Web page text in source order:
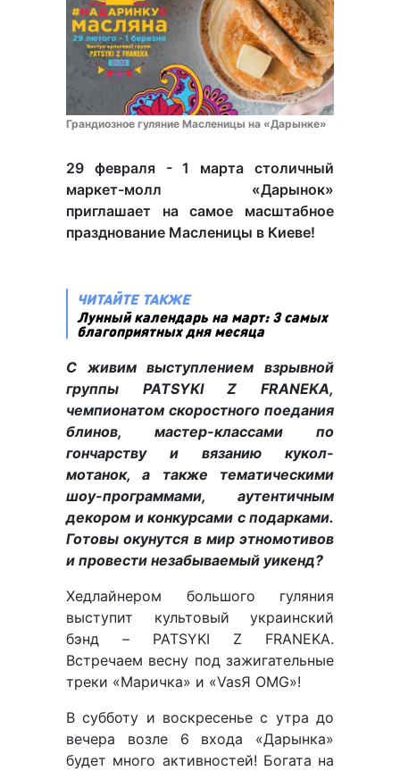
Грандиозное гуляние Масленицы на «Дарынке»
29 февраля - 1 марта столичный
маркет-молл «Дарынок»
приглашает на самое масштабное
празднование Масленицы в Киеве!
ЧИТАЙТЕ ТАКЖЕ
Лунный календарь на март: 3 самых
благоприятных дня месяца
С живим выступлением взрывной
группы PATSYKI Z FRANEKA,
чемпионатом скоростного поедания
блинов, мастер-классами по
гончарству и вязанию кукол-
мотанок, а также тематическими
шоу-программами, аутентичным
декором и конкурсами с подарками.
Готовы окунутся в мир этномотивов
и провести незабываемый уикенд?
Хедлайнером большого гуляния
выступит культовый украинский
бэнд – PATSYKI Z FRANEKA.
Встречаем весну под зажигательные
треки «Маричка» и «VasЯ OMG»!
В субботу и воскресенье с утра до
вечера возле 6 входа «Дарынка»
будет много активностей! Богата на